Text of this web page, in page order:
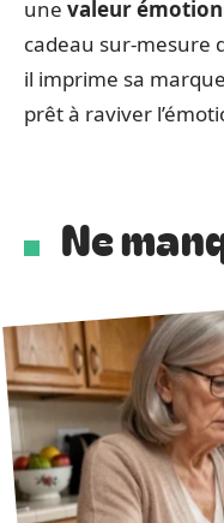
une valeur
cadeau sur-mesure
il imprime sa
prêt à raviver
Ne